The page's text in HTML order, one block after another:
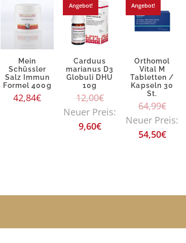
Mein
Schüssler
Salz Immun
Formel 400g
42,84€
Angebot!
Carduus
marianus D3
Globuli DHU
10g
12,00€
Neuer Preis:
9,60€
Angebot!
Orthomol
Vital M
Tabletten /
Kapseln 30
St.
64,99€
Neuer Preis:
54,50€